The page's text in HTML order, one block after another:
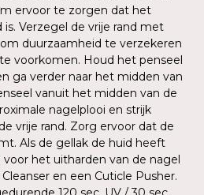
ervoor te zorgen dat het
Verzegel de vrije rand met
duurzaamheid te verzekeren
voorkomen. Houd het penseel
ga verder naar het midden van
vanuit het midden van de
nagelplooi en strijk
vrije rand. Zorg ervoor dat de
Als de gellak de huid heeft
het uitharden van de nagel
en een Cuticle Pusher.